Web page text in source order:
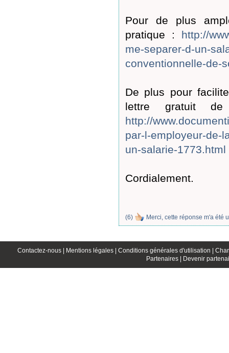
Pour de plus
pratique : http://
me-separer-d-un-
conventionnelle-de-
De plus pour
lettre gratuit de
http://
par-l-employeur-de-
un-salarie-1773.html
Cordialement.
(6) Merci, cette réponse m'a été
Contactez-nous | Mentions légales | Conditions générales d'utilisation |
Partenaires |
Devenir